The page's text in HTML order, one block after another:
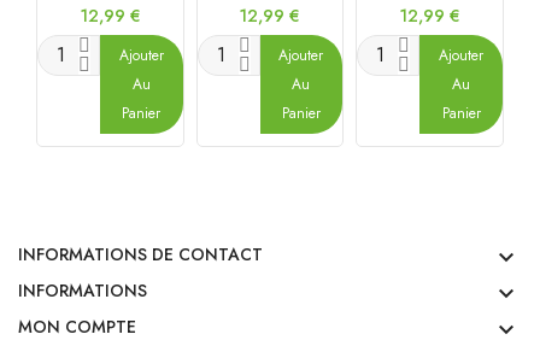
Prix
12,99 €
Ajouter
Au
Panier
Prix
12,99 €
Ajouter
Au
Panier
Prix
12,99 €
Ajouter
Au
Panier
INFORMATIONS DE CONTACT 
INFORMATIONS 
MON COMPTE 